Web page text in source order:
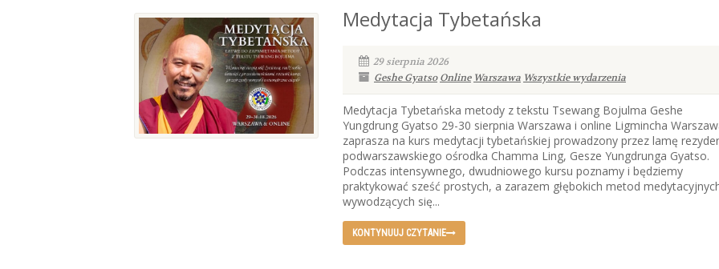
Medytacja Tybetańska
29 sierpnia 2026
Geshe Gyatso Online Warszawa Wszystkie wydarzenia
Medytacja Tybetańska metody z tekstu Tsewang Bojulma Geshe
Yungdrung Gyatso 29-30 sierpnia Warszawa i online Ligmincha
zaprasza na kurs medytacji tybetańskiej prowadzony przez lamę
podwarszawskiego ośrodka Chamma Ling, Gesze Yungdrunga Gyatso.
Podczas intensywnego, dwudniowego kursu poznamy i będziemy
praktykować sześć prostych, a zarazem głębokich metod
wywodzących się...
KONTYNUUJ CZYTANIE